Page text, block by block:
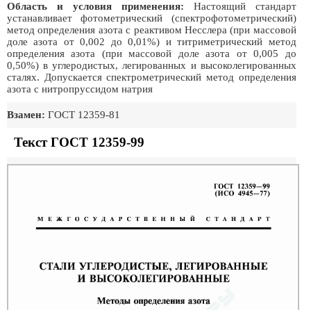
Область и условия применения: Настоящий стандарт
устанавливает фотометрический (спектрофотометрический)
метод определения азота с реактивом Несслера (при массовой
доле азота от 0,002 до 0,01%) и титриметрический метод
определения азота (при массовой доле азота от 0,005 до
0,50%) в углеродистых, легированных и высоколегированных
сталях. Допускается спектрометрический метод определения
азота с нитропруссидом натрия
Взамен: ГОСТ 12359-81
Текст ГОСТ 12359-99